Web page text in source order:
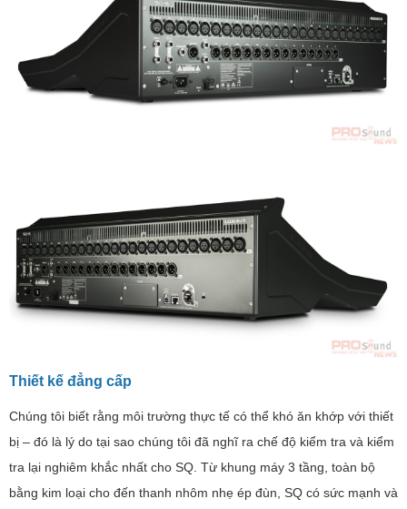
Thiết kế đẳng cấp
Chúng tôi biết rằng môi trường thực tế có thể khó ăn khớp với thiết
bị – đó là lý do tại sao chúng tôi đã nghĩ ra chế độ kiểm tra và kiểm
tra lại nghiêm khắc nhất cho SQ. Từ khung máy 3 tầng, toàn bộ
bằng kim loại cho đến thanh nhôm nhẹ ép đùn, SQ có sức mạnh và